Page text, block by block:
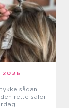
2026
sådan
rette salon